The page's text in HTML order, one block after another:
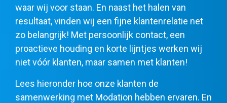
waar wij voor staan. En naast het halen van
resultaat, vinden wij een fijne klantenrelatie net
zo belangrijk! Met persoonlijk contact, een
proactieve houding en korte lijntjes werken wij
niet vóór klanten, maar samen met klanten!
Lees hieronder hoe onze klanten de
samenwerking met Modation hebben ervaren. En